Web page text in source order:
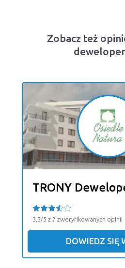
Zobacz też
TRONY
3.3/5 z 7 zweryfikowanych opinii
DOWIEDZ SIĘ